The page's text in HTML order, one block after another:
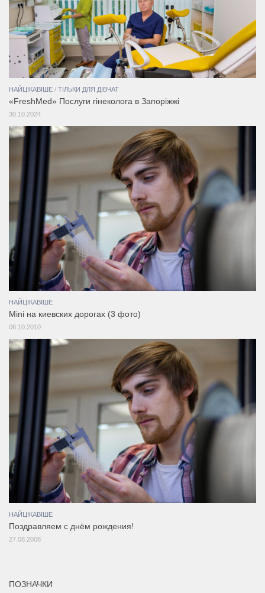
НАЙЦІКАВІШЕ / ТІЛЬКИ ДЛЯ ДІВЧАТ
«FreshMed» Послуги гінеколога в Запоріжжі
30.10.2024
НАЙЦІКАВІШЕ
Mini на киевских дорогах (3 фото)
06.10.2010
НАЙЦІКАВІШЕ
Поздравляем с днём рождения!
27.08.2008
ПОЗНАЧКИ